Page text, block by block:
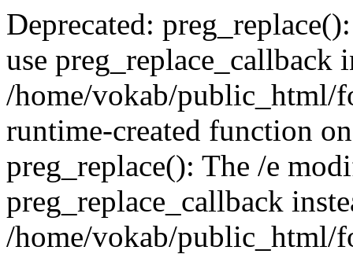
Deprecated:
use preg_replace_callback
/home/vokab/public_html/
runtime-created function
preg_replace(): The /e
preg_replace_callback
/home/vokab/public_html/